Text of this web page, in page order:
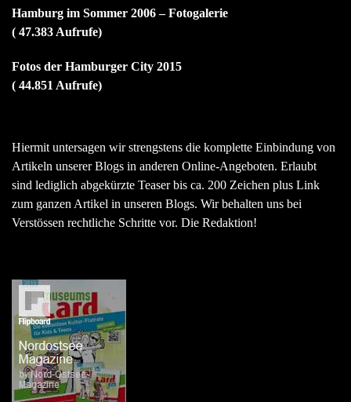
Hamburg im Sommer 2006 – Fotogalerie
( 47.383 Aufrufe)
Fotos der Hamburger City 2015
( 44.851 Aufrufe)
Hiermit untersagen wir strengstens die komplette Einbindung von
Artikeln unserer Blogs in anderen Online-Angeboten. Erlaubt
sind lediglich abgekürzte Teaser bis ca. 200 Zeichen plus Link
zum ganzen Artikel in unseren Blogs. Wir behalten uns bei
Verstössen rechtliche Schritte vor. Die Redaktion!